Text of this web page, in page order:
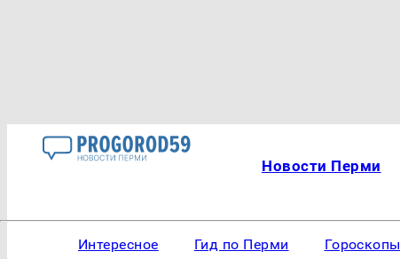
Новости Перми
Интересное Гид по Перми Гороскопы